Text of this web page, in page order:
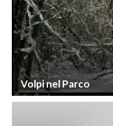
Volpi nel Parco